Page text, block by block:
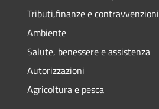
Tributi,finanze e contravvenzioni
Ambiente
Salute, benessere e assistenza
Autorizzazioni
Agricoltura e pesca